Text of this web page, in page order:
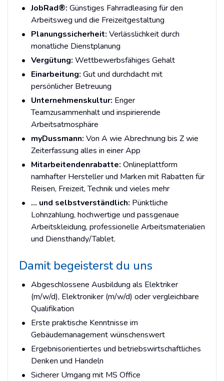
JobRad®: Günstiges Fahrradleasing für den
Arbeitsweg und die Freizeitgestaltung
Planungssicherheit: Verlässlichkeit durch
monatliche Dienstplanung
Vergütung: Wettbewerbsfähiges Gehalt
Einarbeitung: Gut und durchdacht mit
persönlicher Betreuung
Unternehmenskultur: Enger
Teamzusammenhalt und inspirierende
Arbeitsatmosphäre
myDussmann: Von A wie Abrechnung bis Z wie
Zeiterfassung alles in einer App
Mitarbeitendenrabatte: Onlineplattform
namhafter Hersteller und Marken mit Rabatten für
Reisen, Freizeit, Technik und vieles mehr
… und selbstverständlich: Pünktliche
Lohnzahlung, hochwertige und passgenaue
Arbeitskleidung, professionelle Arbeitsmaterialien
und Diensthandy/Tablet.
Damit begeisterst du uns
Abgeschlossene Ausbildung als Elektriker
(m/w/d), Elektroniker (m/w/d) oder vergleichbare
Qualifikation
Erste praktische Kenntnisse im
Gebäudemanagement wünschenswert
Ergebnisorientiertes und betriebswirtschaftliches
Denken und Handeln
Sicherer Umgang mit MS Office